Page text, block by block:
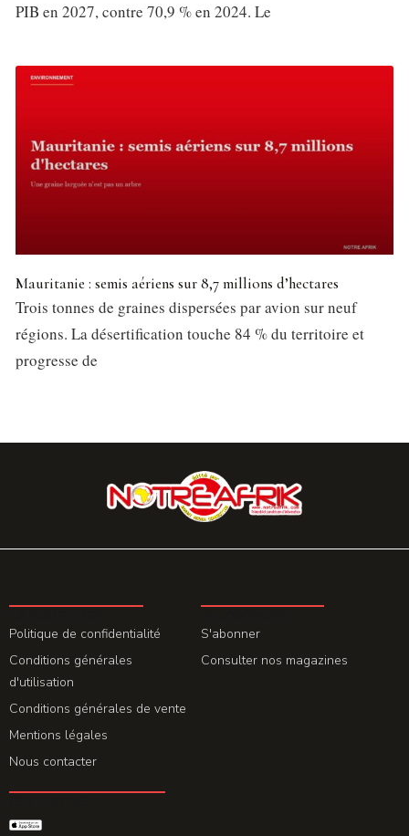
PIB en 2027, contre 70,9 % en 2024. Le
Mauritanie : semis aériens sur 8,7 millions d’hectares
Trois tonnes de graines dispersées par avion sur neuf
régions. La désertification touche 84 % du territoire et
progresse de
Politique de confidentialité
Conditions générales
d'utilisation
Conditions générales de vente
Mentions légales
Nous contacter
S'abonner
Consulter nos magazines